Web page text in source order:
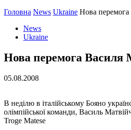
Головна News Ukraine Нова перемога
News
Ukraine
Нова перемога Василя
05.08.2008
В неділю в італійському Бояно
олімпійської команди, Василь
Troge Matese